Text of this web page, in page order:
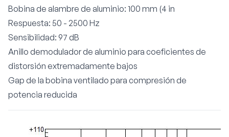
Bobina de alambre de aluminio: 100 mm (4 in
Respuesta: 50 - 2500 Hz
Sensibilidad: 97 dB
Anillo demodulador de aluminio para coeficientes de
distorsión extremadamente bajos
Gap de la bobina ventilado para compresión de
potencia reducida